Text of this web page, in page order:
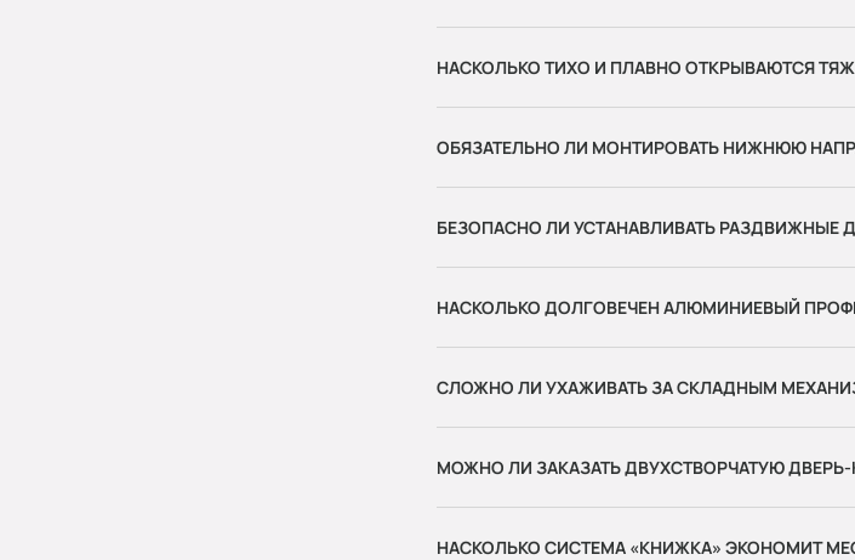
НАСКОЛЬКО ТИХО И ПЛАВНО ОТКРЫВАЮТСЯ
ОБЯЗАТЕЛЬНО ЛИ МОНТИРОВАТЬ НИЖНЮЮ
БЕЗОПАСНО ЛИ УСТАНАВЛИВАТЬ РАЗДВИЖНЫЕ
НАСКОЛЬКО ДОЛГОВЕЧЕН АЛЮМИНИЕВЫЙ
СЛОЖНО ЛИ УХАЖИВАТЬ ЗА СКЛАДНЫМ
МОЖНО ЛИ ЗАКАЗАТЬ ДВУХСТВОРЧАТУЮ
НАСКОЛЬКО СИСТЕМА «КНИЖКА» ЭКОНОМИТ